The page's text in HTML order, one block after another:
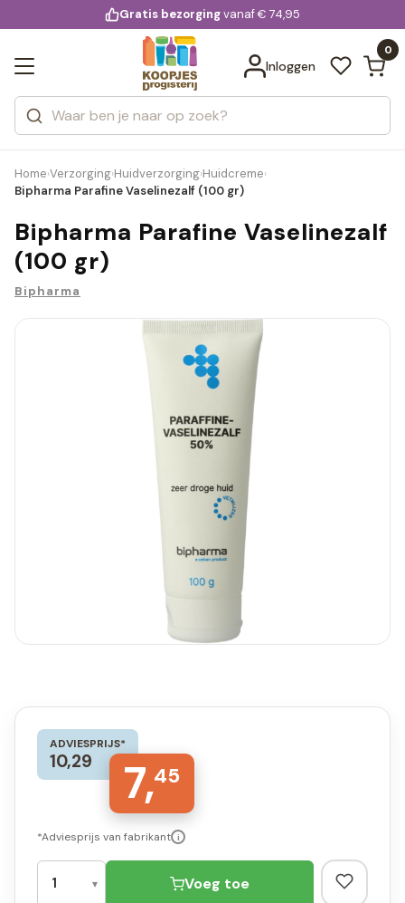
voor 20:00 uur besteld
Gratis bezorgingvanaf € 74,95
Inloggen
0
Zoeken
Categorieën
Merken
Bekijk alle resultaten
Home›Verzorging›Huidverzorging›Huidcreme›
Bipharma Parafine Vaselinezalf (100 gr)
Bipharma Parafine Vaselinezalf
(100 gr)
Bipharma
ADVIESPRIJS*
10,29 7,45
*Adviesprijs van fabrikant i
Voeg toe